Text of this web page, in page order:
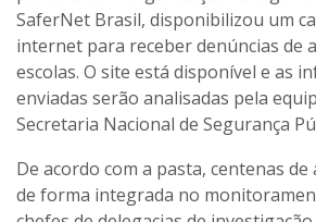
SaferNet Brasil, disponibilizou um
internet para receber denúncias de
escolas. O site está disponível e as
enviadas serão analisadas pela
Secretaria Nacional de Segurança
De acordo com a pasta, centenas
de forma integrada no